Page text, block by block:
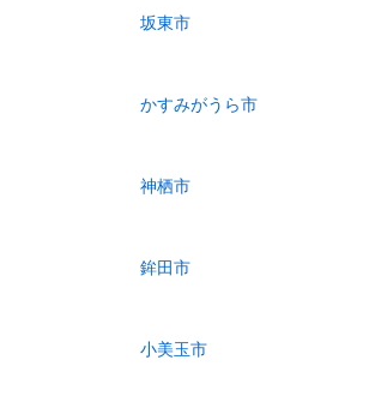
坂東市
かすみがうら市
神栖市
鉾田市
小美玉市